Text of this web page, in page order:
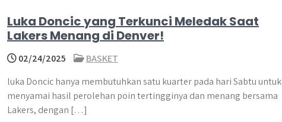
Luka Doncic yang Terkunci Meledak Saat
Lakers Menang di Denver!
02/24/2025
BASKET
luka Doncic hanya membutuhkan satu kuarter pada hari Sabtu untuk
menyamai hasil perolehan poin tertingginya dan menang bersama
Lakers, dengan […]